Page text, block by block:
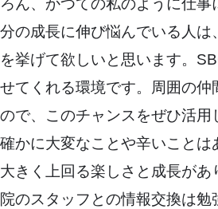
ろん、かつての私のように仕事
分の成長に伸び悩んでいる人は
を挙げて欲しいと思います。
せてくれる環境です。周囲の仲
ので、このチャンスをぜひ活用
確かに大変なことや辛いことは
大きく上回る楽しさと成長があ
院のスタッフとの情報交換は勉